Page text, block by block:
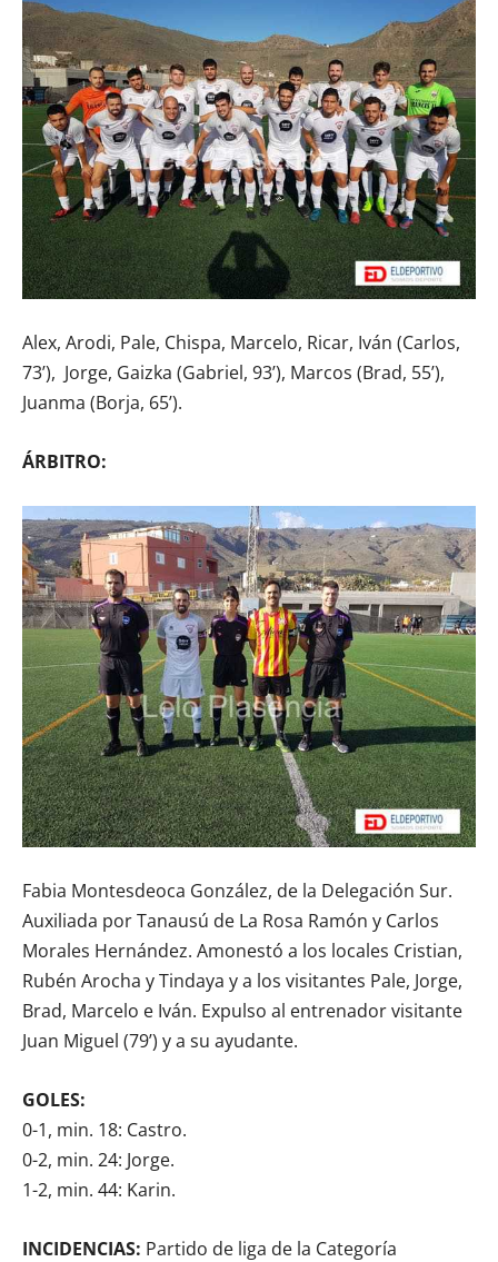
Alex, Arodi, Pale, Chispa, Marcelo, Ricar, Iván (Carlos,
73’), Jorge, Gaizka (Gabriel, 93’), Marcos (Brad, 55’),
Juanma (Borja, 65’).
ÁRBITRO:
Fabia Montesdeoca González, de la Delegación Sur.
Auxiliada por Tanausú de La Rosa Ramón y Carlos
Morales Hernández. Amonestó a los locales Cristian,
Rubén Arocha y Tindaya y a los visitantes Pale, Jorge,
Brad, Marcelo e Iván. Expulso al entrenador visitante
Juan Miguel (79’) y a su ayudante.
GOLES:
0-1, min. 18: Castro.
0-2, min. 24: Jorge.
1-2, min. 44: Karin.
INCIDENCIAS: Partido de liga de la Categoría